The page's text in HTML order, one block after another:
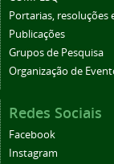
Portarias, resoluções
Publicações
Grupos de Pesquisa
Organização de
Redes Sociais
Facebook
Instagram